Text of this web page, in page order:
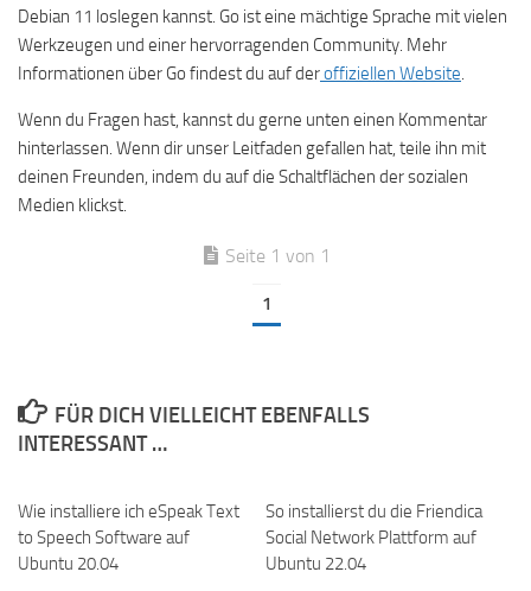
Debian 11 loslegen kannst. Go ist eine mächtige Sprache mit vielen
Werkzeugen und einer hervorragenden Community. Mehr
Informationen über Go findest du auf deroffiziellen Website
Wenn du Fragen hast, kannst du gerne unten einen Kommentar
hinterlassen. Wenn dir unser Leitfaden gefallen hat, teile ihn mit
deinen Freunden, indem du auf die Schaltflächen der sozialen
Medien klickst.
Seite 1 von 1
1
FÜR DICH VIELLEICHT EBENFALLS
INTERESSANT …
Wie installiere ich eSpeak Text
to Speech Software auf
Ubuntu 20.04
So installierst du die Friendica
Social Network Plattform auf
Ubuntu 22.04